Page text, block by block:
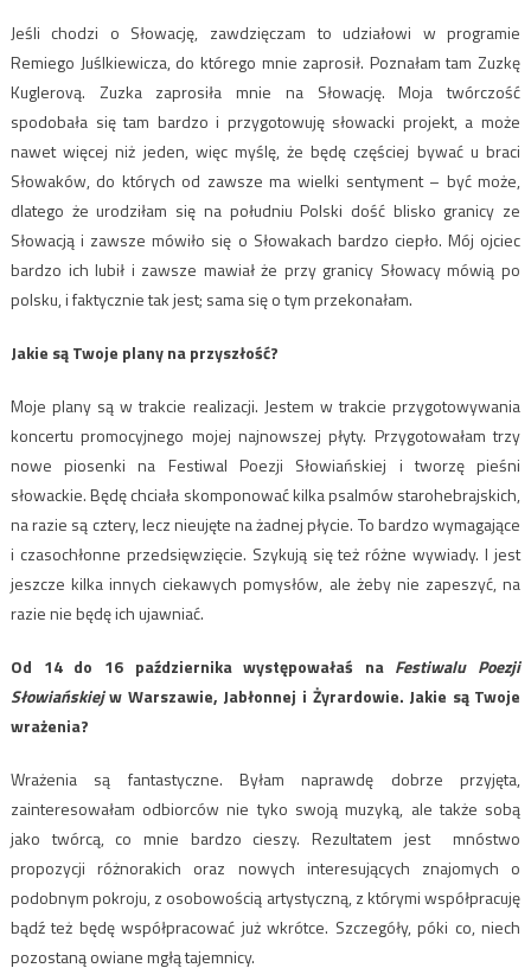
Jeśli chodzi o Słowację, zawdzięczam to udziałowi w programie
Remiego Juślkiewicza, do którego mnie zaprosił. Poznałam tam Zuzkę
Kuglerovą. Zuzka zaprosiła mnie na Słowację. Moja twórczość
spodobała się tam bardzo i przygotowuję słowacki projekt, a może
nawet więcej niż jeden, więc myślę, że będę częściej bywać u braci
Słowaków, do których od zawsze ma wielki sentyment – być może,
dlatego że urodziłam się na południu Polski dość blisko granicy ze
Słowacją i zawsze mówiło się o Słowakach bardzo ciepło. Mój ojciec
bardzo ich lubił i zawsze mawiał że przy granicy Słowacy mówią po
polsku, i faktycznie tak jest; sama się o tym przekonałam.
Jakie są Twoje plany na przyszłość?
Moje plany są w trakcie realizacji. Jestem w trakcie przygotowywania
koncertu promocyjnego mojej najnowszej płyty. Przygotowałam trzy
nowe piosenki na Festiwal Poezji Słowiańskiej i tworzę pieśni
słowackie. Będę chciała skomponować kilka psalmów starohebrajskich,
na razie są cztery, lecz nieujęte na żadnej płycie. To bardzo wymagające
i czasochłonne przedsięwzięcie. Szykują się też różne wywiady. I jest
jeszcze kilka innych ciekawych pomysłów, ale żeby nie zapeszyć, na
razie nie będę ich ujawniać.
Od 14 do 16 października występowałaś na Festiwalu Poezji
Słowiańskiejw Warszawie, Jabłonnej i Żyrardowie. Jakie są Twoje
wrażenia?
Wrażenia są fantastyczne. Byłam naprawdę dobrze przyjęta,
zainteresowałam odbiorców nie tyko swoją muzyką, ale także sobą
jako twórcą, co mnie bardzo cieszy. Rezultatem jest mnóstwo
propozycji różnorakich oraz nowych interesujących znajomych o
podobnym pokroju, z osobowością artystyczną, z którymi współpracuję
bądź też będę współpracować już wkrótce. Szczegóły, póki co, niech
pozostaną owiane mgłą tajemnicy.